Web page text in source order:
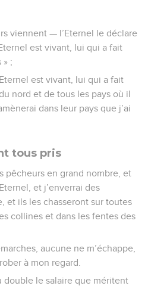
viennent — l’Eternel le déclare
est vivant, lui qui a fait
» ;
est vivant, lui qui a fait
nord et de tous les pays où il
dans leur pays que j’ai
tous pris
pêcheurs en grand nombre, et
et j’enverrai des
et ils les chasseront sur toutes
collines et dans les fentes des
aucune ne m’échappe,
à mon regard.
double le salaire que méritent